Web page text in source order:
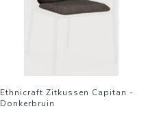
Ethnicraft Zitkussen Capitan -
Donkerbruin